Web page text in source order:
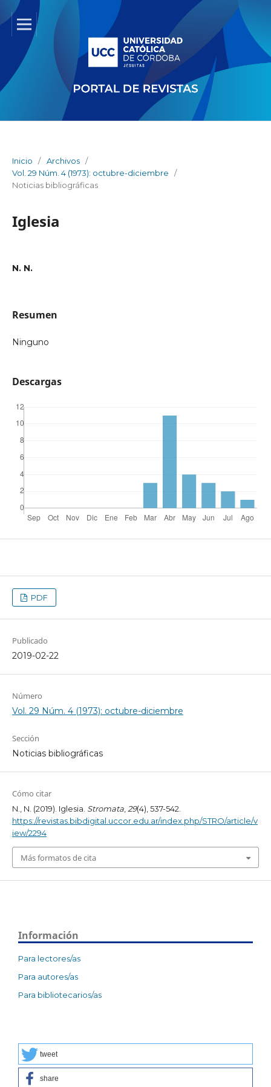
Inicio / Archivos /
Vol. 29 Núm. 4 (1973): octubre-diciembre
/
Noticias bibliográficas
Iglesia
N. N.
Resumen
Ninguno
Descargas
PDF
Publicado
2019-02-22
Número
Vol. 29 Núm. 4 (1973): octubre-diciembre
Sección
Noticias bibliográficas
Cómo citar
N., N. (2019). Iglesia. Stromata,29(4), 537-542.
https://revistas.bibdigital.uccor.edu.ar/index.php/STRO/article/v
iew/2294
Más formatos de cita
Información
Para lectores/as
Para autores/as
Para bibliotecarios/as
tweet
share